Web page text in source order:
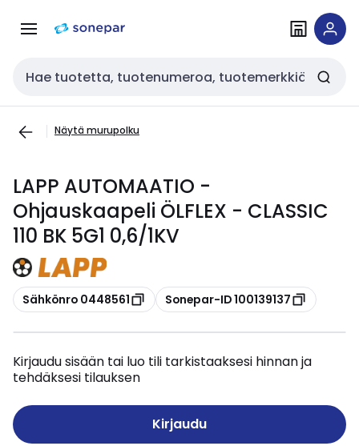
navigointiinsisältöön
Haku
Näytä murupolku
LAPP AUTOMAATIO -
Ohjauskaapeli ÖLFLEX - CLASSIC
110 BK 5G1 0,6/1KV
Kopioi
Sähkönro 0448561 Kopioi
Sonepar-ID 100139137
Kirjaudu sisään tai luo tili tarkistaaksesi hinnan ja
tehdäksesi tilauksen
Kirjaudu